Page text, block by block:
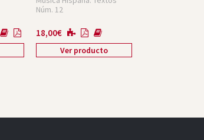
Núm. 12
18,00€
Ver producto